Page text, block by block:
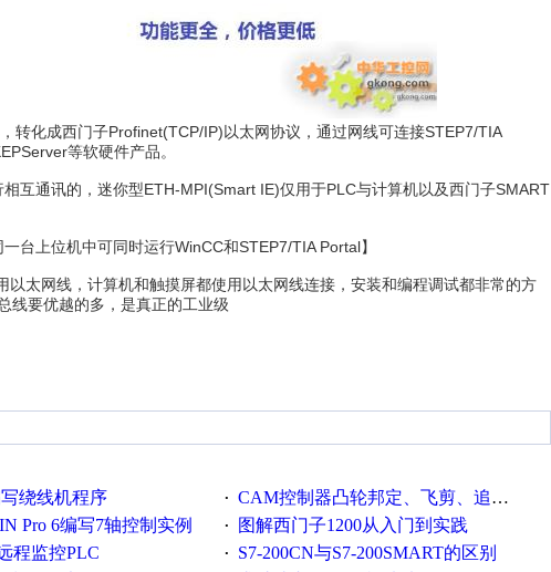
转化成西门子Profinet(TCP/IP)以太网协议，通过网线可连接STEP7/TIA
等软硬件产品。
互通讯的，迷你型ETH-MPI(Smart IE)仅用于PLC与计算机以及西门子SMART
台上位机中可同时运行WinCC和STEP7/TIA Portal】
太网线，计算机和触摸屏都使用以太网线连接，安装和编程调试都非常的方
线要优越的多，是真正的工业级
绕线机程序 · CAM控制器凸轮邦定、飞剪、追剪等C功能块
Pro 6编写7轴控制实例 · 图解西门子1200从入门到实践
程监控PLC ·
S7-200CN与S7-200SMART的区别